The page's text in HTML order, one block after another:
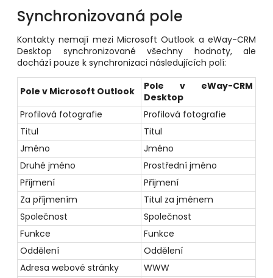
Synchronizovaná pole
Kontakty nemají mezi Microsoft Outlook a eWay-CRM
Desktop synchronizované všechny hodnoty, ale
dochází pouze k synchronizaci následujících polí:
Pole v Microsoft Outlook
Pole v eWay-CRM
Desktop
Profilová fotografie
Profilová fotografie
Titul
Titul
Jméno
Jméno
Druhé jméno
Prostřední jméno
Příjmení
Příjmení
Za příjmením
Titul za jménem
Společnost
Společnost
Funkce
Funkce
Oddělení
Oddělení
Adresa webové stránky
WWW